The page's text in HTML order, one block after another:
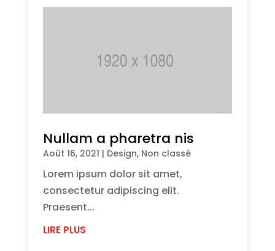
Nullam a pharetra nis
Août 16, 2021 | Design, Non classé
Lorem ipsum dolor sit amet,
consectetur adipiscing elit.
Praesent...
LIRE PLUS